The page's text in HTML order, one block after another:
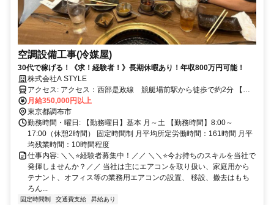
空調設備工事(冷媒屋)
30代で稼げる！《求！経験者！》長期休暇あり！年収800万円可能！
株式会社A STYLE
アクセス: アクセス：西部是政線 競艇場前駅から徒歩で約2分 【勤
務エリア】一都三県 ・車通勤OK（マイカー通勤OK） ・バイク通勤
OK
月給350,000円以上
東京都調布市
勤務時間・曜日: 【勤務曜日】基本 月～土 【勤務時間】8:00～
17:00（休憩2時間） 固定時間制 月平均所定労働時間：161時間 月平
均残業時間：10時間程度
仕事内容: ＼＼⭐経験者募集中！／／ ＼＼⭐今お持ちのスキルを当社で
発揮しませんか？／／ 当社は主にエアコンを取り扱い、家庭用から
テナント、オフィス等の業務用エアコンの設置、 移設、撤去はもち
ろん...
固定時間制 交通費支給 昇給あり